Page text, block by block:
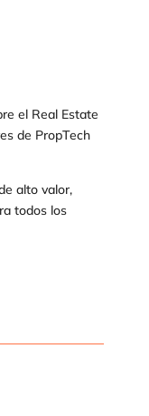
el Real Estate
de PropTech
alto valor,
todos los